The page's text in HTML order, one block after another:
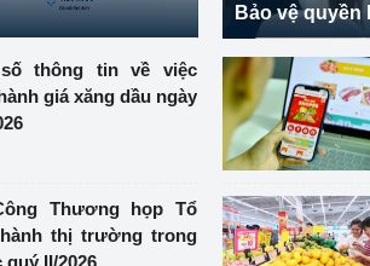
thông tin về việc
giá xăng dầu ngày
Thương họp Tổ
thị trường trong
II/2026
Bảo vệ